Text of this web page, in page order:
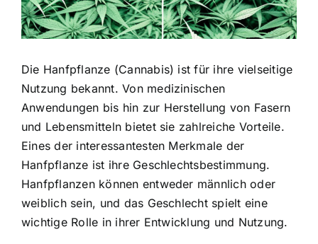
Die Hanfpflanze (Cannabis) ist für ihre vielseitige
Nutzung bekannt. Von medizinischen
Anwendungen bis hin zur Herstellung von Fasern
und Lebensmitteln bietet sie zahlreiche Vorteile.
Eines der interessantesten Merkmale der
Hanfpflanze ist ihre Geschlechtsbestimmung.
Hanfpflanzen können entweder männlich oder
weiblich sein, und das Geschlecht spielt eine
wichtige Rolle in ihrer Entwicklung und Nutzung.